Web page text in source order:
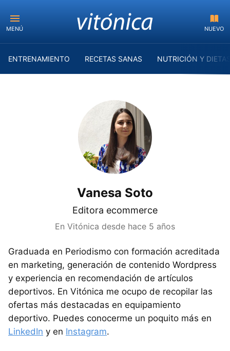
MENÚ NUEVO
ENTRENAMIENTO RECETAS SANAS NUTRICIÓN Y
Vanesa Soto
Editora ecommerce
En Vitónica desde hace 5 años
Graduada en Periodismo con formación acreditada
en marketing, generación de contenido Wordpress
y experiencia en recomendación de artículos
deportivos. En Vitónica me ocupo de recopilar las
ofertas más destacadas en equipamiento
deportivo. Puedes conocerme un poquito más en
LinkedIn y en Instagram.